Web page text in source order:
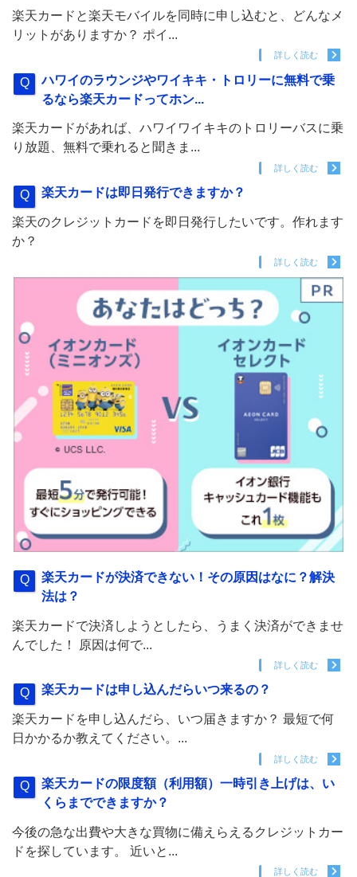
楽天カードと楽天モバイルを同時に申し込むと、どんなメ
リットがありますか？ ポイ...
詳しく読む
ハワイのラウンジやワイキキ・トロリーに無料で乗
るなら楽天カードってホン...
楽天カードがあれば、ハワイワイキキのトロリーバスに乗
り放題、無料で乗れると聞きま...
詳しく読む
楽天カードは即日発行できますか？
楽天のクレジットカードを即日発行したいです。作れます
か？
詳しく読む
楽天カードが決済できない！その原因はなに？解決
法は？
楽天カードで決済しようとしたら、うまく決済ができませ
んでした！ 原因は何で...
詳しく読む
楽天カードは申し込んだらいつ来るの？
楽天カードを申し込んだら、いつ届きますか？ 最短で何
日かかるか教えてください。...
詳しく読む
楽天カードの限度額（利用額）一時引き上げは、い
くらまでできますか？
今後の急な出費や大きな買物に備えらえるクレジットカー
ドを探しています。 近いと...
詳しく読む